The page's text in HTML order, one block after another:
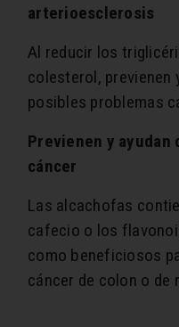
arterioesclerosis
Al reducir los
colesterol, previenen
posibles problemas
Previenen y ayudan
cáncer
Las alcachofas
cafecio o los
como beneficiosos
cáncer de colon o de